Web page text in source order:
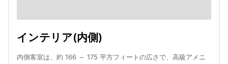
インテリア(内側)
内側客室は、約 166 ～ 175 平方フィートの広さで、高級アメニ